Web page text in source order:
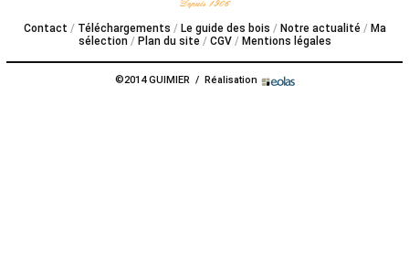
Contact Téléchargements Le guide des bois Notre actualité
Ma
sélection
Plan du site CGV Mentions légales
©2014 GUIMIER / Réalisation